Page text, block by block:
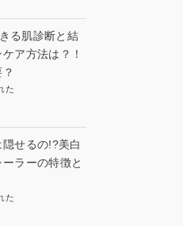
る肌診断と結
ア方法は？！
た
せるの!?美白
ラーの特徴と
た